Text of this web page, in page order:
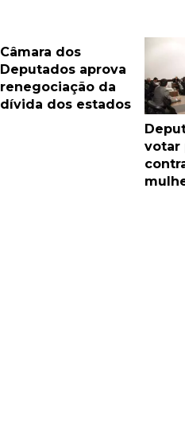
Câmara dos
Deputados aprova
renegociação da
dívida dos estados
votar